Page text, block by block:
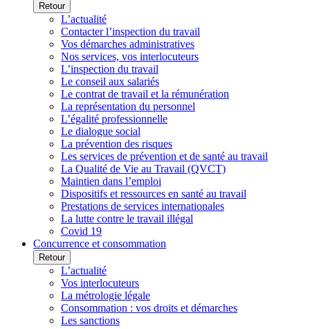
Retour
L’actualité
Contacter l’inspection du travail
Vos démarches administratives
Nos services, vos interlocuteurs
L’inspection du travail
Le conseil aux salariés
Le contrat de travail et la rémunération
La représentation du personnel
L’égalité professionnelle
Le dialogue social
La prévention des risques
Les services de prévention et de santé au travail
La Qualité de Vie au Travail (QVCT)
Maintien dans l’emploi
Dispositifs et ressources en santé au travail
Prestations de services internationales
La lutte contre le travail illégal
Covid 19
Concurrence et consommation
Retour
L’actualité
Vos interlocuteurs
La métrologie légale
Consommation : vos droits et démarches
Les sanctions